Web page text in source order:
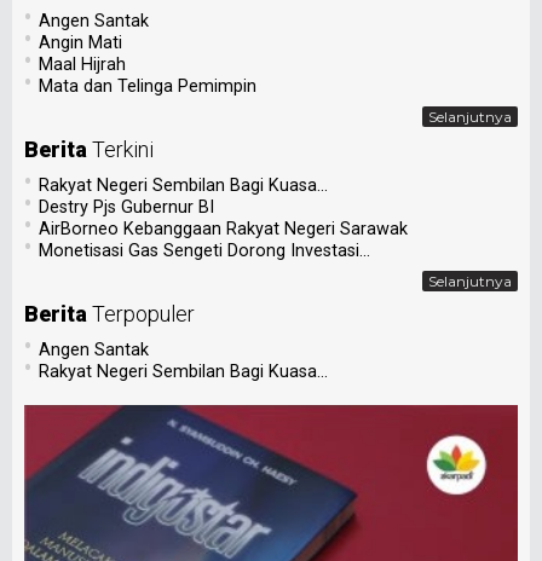
• Angen Santak
• Angin Mati
• Maal Hijrah
• Mata dan Telinga Pemimpin
Selanjutnya
Berita Terkini
• Rakyat Negeri Sembilan Bagi Kuasa...
• Destry Pjs Gubernur BI
• AirBorneo Kebanggaan Rakyat Negeri Sarawak
• Monetisasi Gas Sengeti Dorong Investasi...
Selanjutnya
Berita Terpopuler
• Angen Santak
• Rakyat Negeri Sembilan Bagi Kuasa...